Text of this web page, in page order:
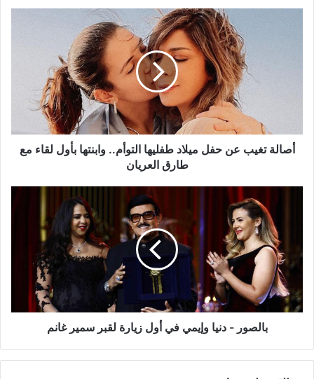
بأول
لقاء
العريان
أصالة تغيب عن حفل ميلاد طفليها التوأم.. وابنتها بأول لقاء مع
طارق العريان
في
أول
زيارة
لقبر
سمير
بالصور - دنيا وإيمي في أول زيارة لقبر سمير غانم